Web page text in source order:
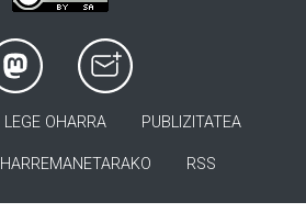
LEGE OHARRA PUBLIZITATEA
HARREMANETARAKO RSS